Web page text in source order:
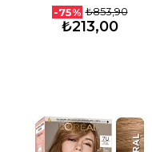
-75% ₺853,90
₺213,00